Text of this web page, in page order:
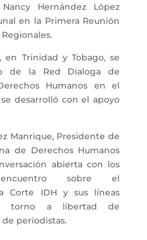
Hernández López
en la Primera Reunión
en Trinidad y Tobago, se
de la Red Dialoga de
Humanos en el
desarrolló con el apoyo
Manrique, Presidente de
de Derechos Humanos
abierta con los
sobre el
Corte IDH y sus líneas
torno a libertad de
periodistas.